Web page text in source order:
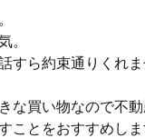
。
すら約束通りくれま
な買い物なので不
ことをおすすめしま